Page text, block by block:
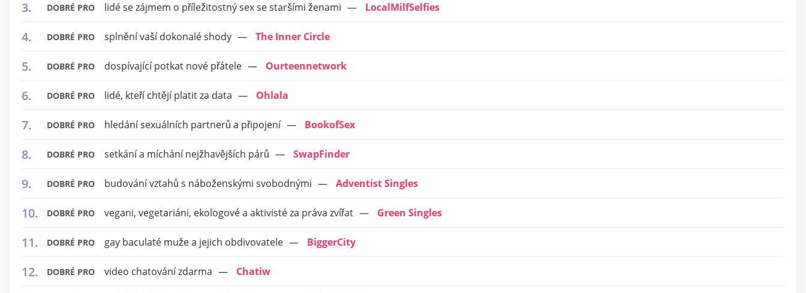
DOBRÉ PRO lidé se zájmem o příležitostný sex se staršími ženami LocalMilfSelfies
DOBRÉ PRO splnění vaší dokonalé shody The Inner Circle
DOBRÉ PRO dospívající potkat nové přátele Ourteennetwork
DOBRÉ PRO lidé, kteří chtějí platit za data Ohlala
DOBRÉ PRO hledání sexuálních partnerů a připojení BookofSex
DOBRÉ PRO setkání a míchání nejžhavějších párů SwapFinder
DOBRÉ PRO budování vztahů s náboženskými svobodnými Adventist Singles
DOBRÉ PRO vegani, vegetariáni, ekologové a aktivisté za práva zvířat Green Singles
DOBRÉ PRO gay baculaté muže a jejich obdivovatele BiggerCity
DOBRÉ PRO video chatování zdarma Chatiw